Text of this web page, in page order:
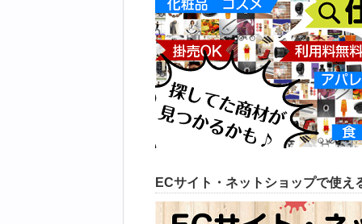
ECサイト・ネットショップで使